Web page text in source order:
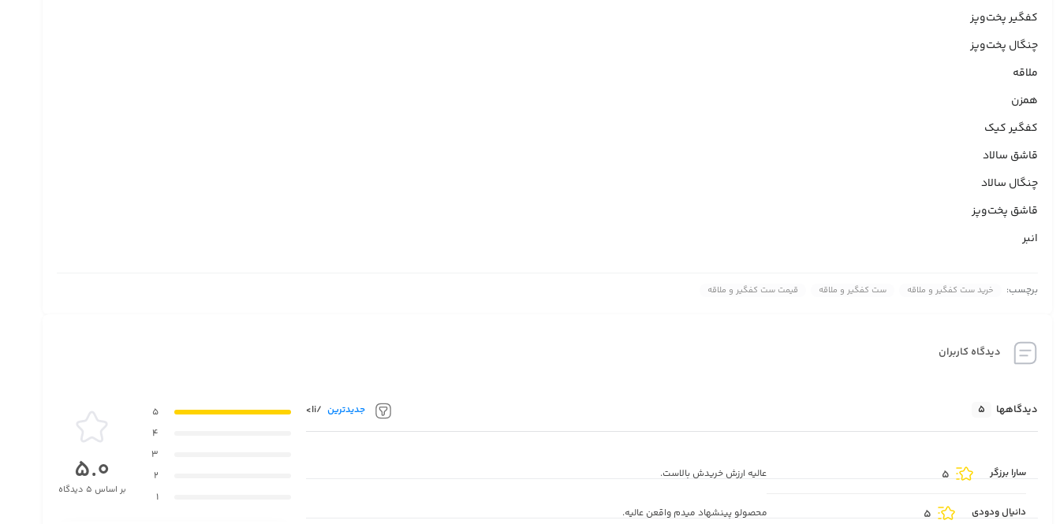
کفگیر پخت‌و‌پز
چنگال پخت‌و‌پز
ملاقه
همزن
کفگیر کیک
قاشق سالاد
چنگال سالاد
قاشق پخت‌و‌پز
انبر
برچسب: خرید ست کفگیر و ملاقه ست کفگیر و ملاقه قیمت ست کفگیر و ملاقه
دیدگاه کاربران
دیدگاهها 5 جدیدترین /li>
سارا برزگر 5 عالیه ارزش خریدش بالاست.
دانیال ودودی 5 محصولو پینشهاد میدم واقعن عالیه.
5
4
3
2
1
5.0
بر اساس 5 دیدگاه